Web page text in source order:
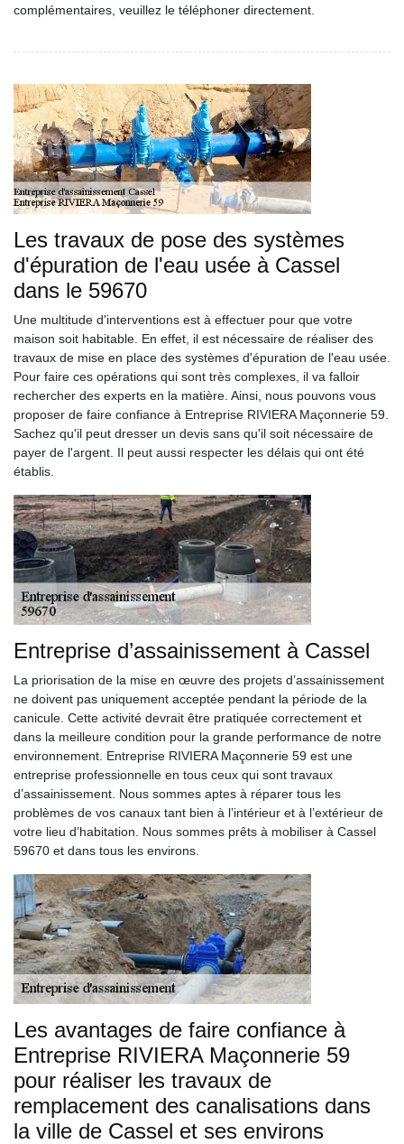
complémentaires, veuillez le téléphoner directement.
Les travaux de pose des systèmes
d'épuration de l'eau usée à Cassel
dans le 59670
Une multitude d'interventions est à effectuer pour que votre
maison soit habitable. En effet, il est nécessaire de réaliser des
travaux de mise en place des systèmes d'épuration de l'eau usée.
Pour faire ces opérations qui sont très complexes, il va falloir
rechercher des experts en la matière. Ainsi, nous pouvons vous
proposer de faire confiance à Entreprise RIVIERA Maçonnerie 59.
Sachez qu'il peut dresser un devis sans qu'il soit nécessaire de
payer de l'argent. Il peut aussi respecter les délais qui ont été
établis.
Entreprise d’assainissement à Cassel
La priorisation de la mise en œuvre des projets d’assainissement
ne doivent pas uniquement acceptée pendant la période de la
canicule. Cette activité devrait être pratiquée correctement et
dans la meilleure condition pour la grande performance de notre
environnement. Entreprise RIVIERA Maçonnerie 59 est une
entreprise professionnelle en tous ceux qui sont travaux
d’assainissement. Nous sommes aptes à réparer tous les
problèmes de vos canaux tant bien à l’intérieur et à l’extérieur de
votre lieu d’habitation. Nous sommes prêts à mobiliser à Cassel
59670 et dans tous les environs.
Les avantages de faire confiance à
Entreprise RIVIERA Maçonnerie 59
pour réaliser les travaux de
remplacement des canalisations dans
la ville de Cassel et ses environs